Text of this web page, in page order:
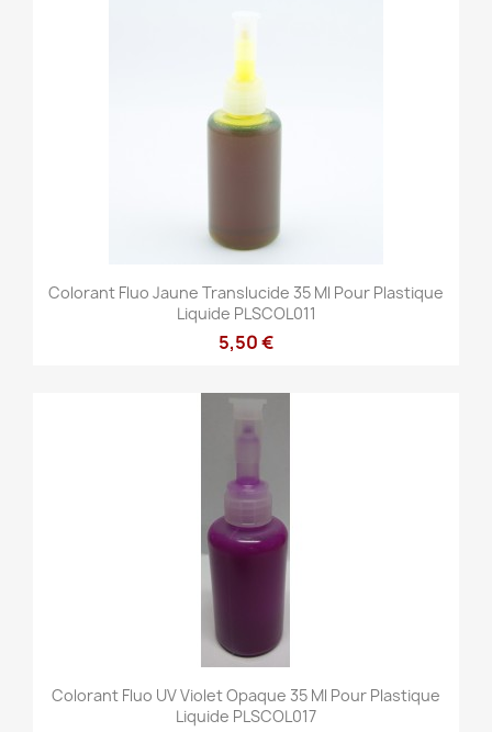
Colorant Fluo Jaune Translucide 35 Ml Pour Plastique
Liquide PLSCOL011
5,50 €
Colorant Fluo UV Violet Opaque 35 Ml Pour Plastique
Liquide PLSCOL017